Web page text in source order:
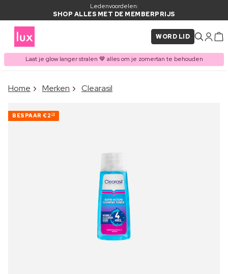
Ledenvoordelen:
SHOP ALLES MET DE MEMBERPRIJS
WORD LID
Laat je glow langer stralen 🤎 alles om je zomertan te behouden
ITEM TOEGEVOEGD AAN
Home Merken Clearasil
BESPAAR €2 18